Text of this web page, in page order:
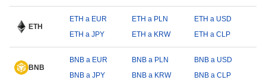
ETH
ETH a EUR ETH a PLN
ETH a USD
ETH a JPY
ETH a KRW ETH a CLP
BNB
BNB a EUR BNB a PLN
BNB a USD
BNB a JPY
BNB a KRW BNB a CLP